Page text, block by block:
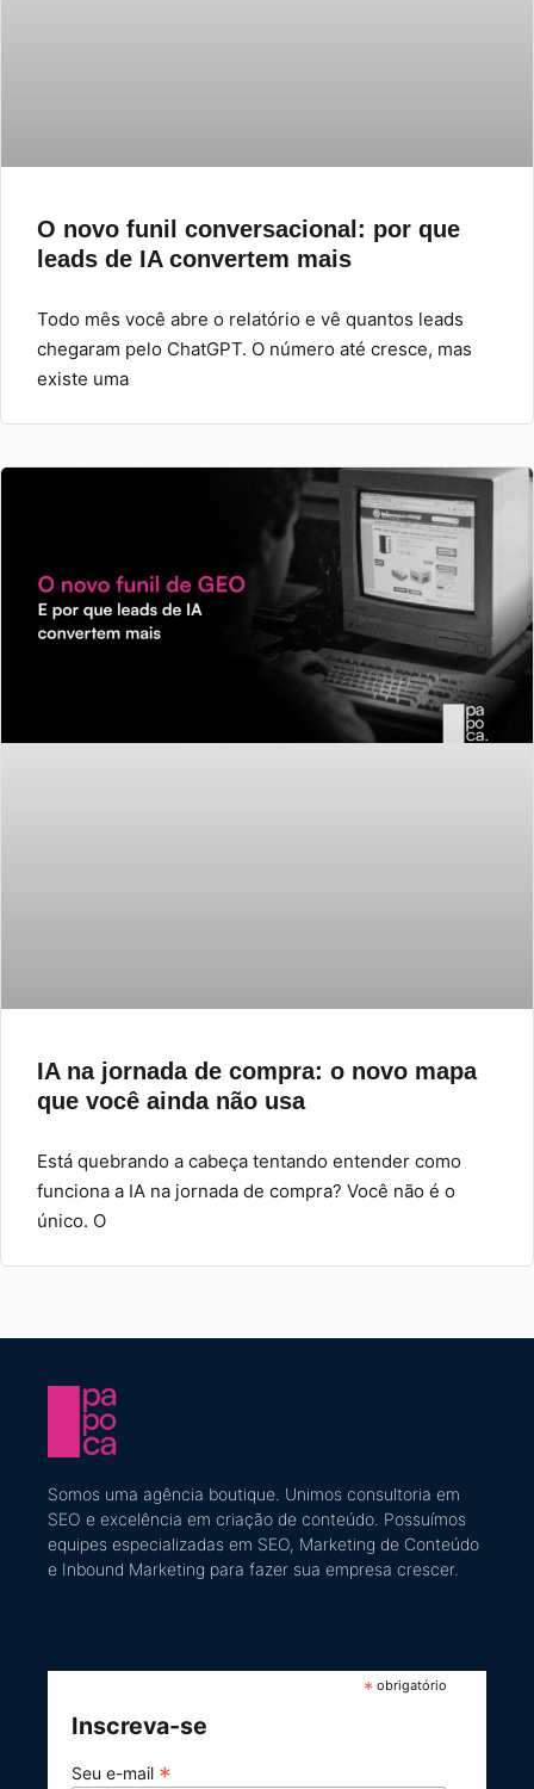
O novo funil conversacional: por que
leads de IA convertem mais
Todo mês você abre o relatório e vê quantos leads
chegaram pelo ChatGPT. O número até cresce, mas
existe uma
IA na jornada de compra: o novo mapa
que você ainda não usa
Está quebrando a cabeça tentando entender como
funciona a IA na jornada de compra? Você não é o
único. O
Somos uma agência boutique. Unimos consultoria em
SEO e excelência em criação de conteúdo ​. Possuímos
equipes especializadas em SEO, Marketing de Conteúdo
e Inbound Marketing para fazer sua empresa crescer.
* obrigatório
Inscreva-se
Seu e-mail *